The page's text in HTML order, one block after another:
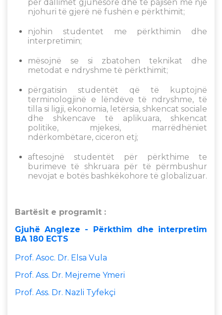
për dallimet gjuhësore dhe të pajisen me një
njohuri të gjerë në fushën e përkthimit;
njohin studentet me përkthimin dhe
interpretimin;
mësojnë se si zbatohen teknikat dhe
metodat e ndryshme të përkthimit;
përgatisin studentët që të kuptojnë
terminologjinë e lëndëve të ndryshme, të
tilla si ligji, ekonomia, letërsia, shkencat sociale
dhe shkencave të aplikuara, shkencat
politike, mjekesi, marrëdhëniet
ndërkombëtare, ciceron etj;
aftesojnë studentët për përkthime te
burimeve të shkruara për të përmbushur
nevojat e botës bashkëkohore të globalizuar.
Bartësit e programit :
Gjuhë Angleze - Përkthim dhe interpretim
BA 180 ECTS
Prof. Asoc. Dr. Elsa Vula
Prof. Ass. Dr. Mejreme Ymeri
Prof. Ass. Dr. Nazli Tyfekçi